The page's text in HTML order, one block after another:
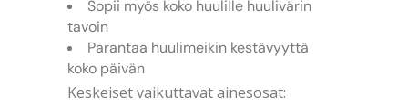
Sopii myös koko huulille huulivärin
tavoin
Parantaa huulimeikin kestävyyttä
koko päivän
Keskeiset vaikuttavat ainesosat: